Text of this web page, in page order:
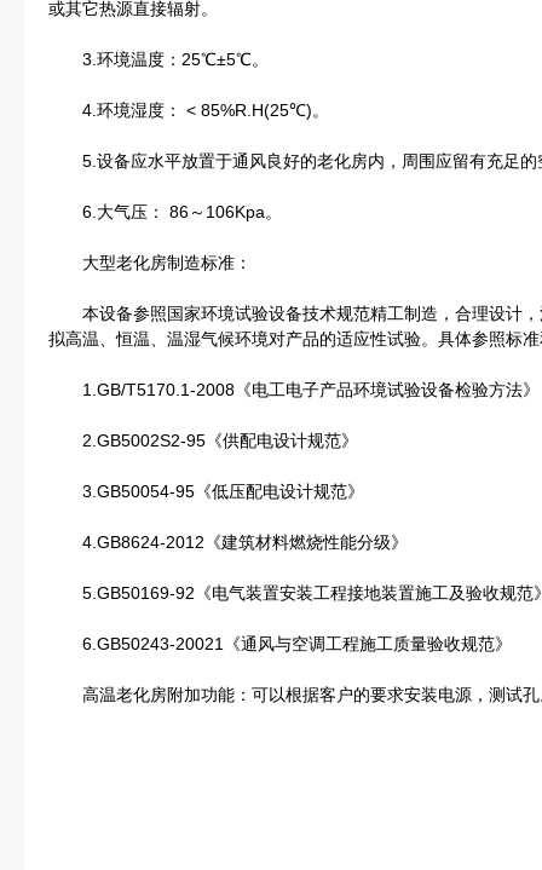
或其它热源直接辐射。
3.环境温度：25℃±5℃。
4.环境湿度： < 85%R.H(25℃)。
5.设备应水平放置于通风良好的老化房内，周围应留有充足的
6.大气压： 86～106Kpa。
大型老化房制造标准：
本设备参照国家环境试验设备技术规范精工制造，合理设计，
拟高温、恒温、温湿气候环境对产品的适应性试验。具体参照标
1.GB/T5170.1-2008《电工电子产品环境试验设备检验方法》
2.GB5002S2-95《供配电设计规范》
3.GB50054-95《低压配电设计规范》
4.GB8624-2012《建筑材料燃烧性能分级》
5.GB50169-92《电气装置安装工程接地装置施工及验收规范
6.GB50243-20021《通风与空调工程施工质量验收规范》
高温老化房附加功能：可以根据客户的要求安装电源，测试孔